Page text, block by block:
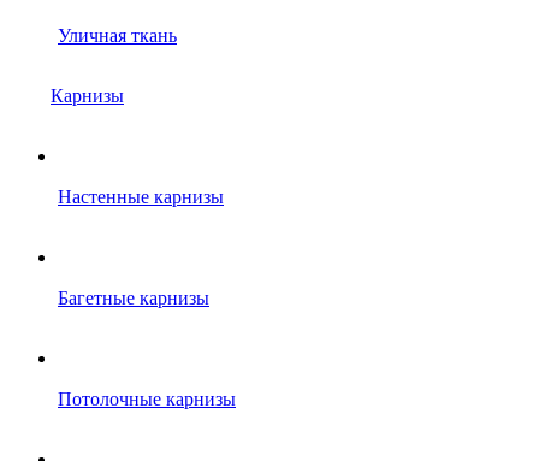
Уличная ткань
Карнизы
Настенные карнизы
Багетные карнизы
Потолочные карнизы